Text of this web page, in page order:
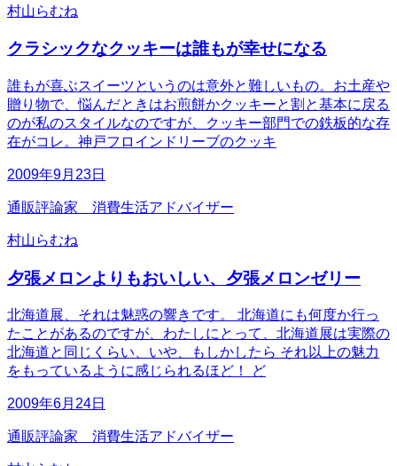
村山らむね
クラシックなクッキーは誰もが幸せになる
誰もが喜ぶスイーツというのは意外と難しいもの。お土産や
贈り物で、悩んだときはお煎餅かクッキーと割と基本に戻る
のが私のスタイルなのですが、クッキー部門での鉄板的な存
在がコレ。神戸フロインドリーブのクッキ
2009年9月23日
通販評論家 消費生活アドバイザー
村山らむね
夕張メロンよりもおいしい、夕張メロンゼリー
北海道展、それは魅惑の響きです。 北海道にも何度か行っ
たことがあるのですが、わたしにとって、北海道展は実際の
北海道と同じくらい、いや、もしかしたら それ以上の魅力
をもっているように感じられるほど！ ど
2009年6月24日
通販評論家 消費生活アドバイザー